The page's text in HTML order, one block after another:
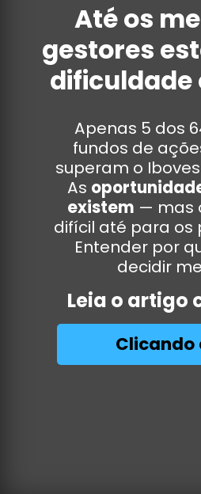
Clicando
Leia o artigo
Apenas 5 dos
fundos de
superam o
As
existem — mas
difícil até para os
Entender por
decidir
Até os
gestores
dificuldade